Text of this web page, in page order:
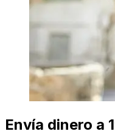
Envía dinero a